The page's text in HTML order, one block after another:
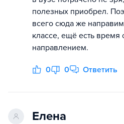
полезных приобрел.
всего сюда же
классе, ещё есть время
направлением.
0 0 Ответить
Елена